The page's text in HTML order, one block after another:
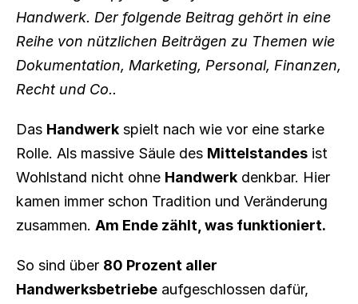
Handwerk. Der folgende Beitrag gehört in eine
Reihe von nützlichen Beiträgen zu Themen wie
Dokumentation, Marketing, Personal, Finanzen,
Recht und Co..
Das Handwerk spielt nach wie vor eine starke
Rolle. Als massive Säule des Mittelstandes ist
Wohlstand nicht ohne Handwerk denkbar. Hier
kamen immer schon Tradition und Veränderung
zusammen. Am Ende zählt, was funktioniert.
So sind über 80 Prozent aller
Handwerksbetriebe aufgeschlossen dafür,